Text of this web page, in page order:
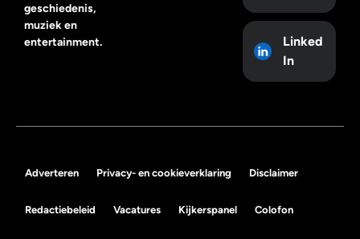
geschiedenis,
muziek en
entertainment.
Linked
In
Adverteren Privacy- en cookieverklaring Disclaimer
Redactiebeleid Vacatures Kijkerspanel Colofon